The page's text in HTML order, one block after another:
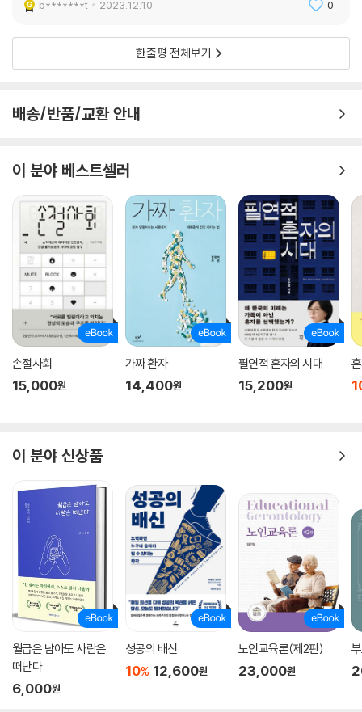
세요, 쿠르베 씨〉에서 신분이라는 선을 과감히 넘어서는 모습을 인권의 시
제4부 ‘국가’에서는 외젠 들라크루아의 〈키오스 섬의 학살〉를 보며 제주
아야 한다고 강조한다. 파블로 피카소의 〈게르니카〉는 프랑코 독재가 자행
한 끔찍한 국가 폭력을 전 세계에 알리는 계기가 되었다. 테오도르 제리코
교롭게도 세월호 사건과 겹쳐 보인다. 스위스 루체른에서 가장 유명한 조
각상 〈빈사의 사자상〉을 보며 우리나라 용병의 역사를 엿보는가 하면, 프랑
스 방데 마을의 교회 벽면 스테인드글라스와 장 소리욀의 〈르망 전투〉에서
는 프랑스 혁명 이후에 자행된 추악한 민간인 학살을, 니콜라 푸생의 〈사비
니 여인들의 납치〉와 찰스 크리스티안 날의 〈사비니 여인의 강간〉을 보며
일본군 위안부 피해자 김학순 할머니가 겪었던 편견과 혐오에 대한 날카로
운 비판을 이어 나간다.
제5부 ‘존엄’에서는 카를 슈피츠베크의 〈가난한 시인〉을 보며 모든 사람이
건강과 행복, 적합한 생활수준을 누릴 권리가 있음을, 단원 김홍도의 〈서
당〉을 보며 아동과 청소년이 폭력과 학대로부터 보호받을 권리가 있음을,
케터 콜비츠의 〈어머니들〉을 보며 전쟁이 아닌 평화의 지속이야말로 인간
이 누릴 수 있는 가장 확실한 인권임을 이야기한다. 앙리 드 툴루즈 로트레
시절의 궁극적인 목적과 존재의 이유를 다시금 되새겨본다. 마지막으로 퀸
도로테아 테르부슈의 〈안경을 쓴 자화상〉을 보며 멋지고 당당한 늙음도 가
능함을 발견한다. 무엇보다 노인을 단순히 ‘시혜의 대상’이 아닌 ‘권리 주체
의 당사자’라는 시선으로 바라볼 것을 요구한다.
b*******t 2023.12.10. 0
한줄평 전체보기
배송/반품/교환 안내
이 분야 베스트셀러
손절사회
15,000원
가짜 환자
14,400원
필연적 혼자의 시대
15,200원
이 분야 신상품
월급은 남아도 사람은
떠난다
6,000원
성공의 배신
10% 12,600원
노인교육론(제2판)
23,000원